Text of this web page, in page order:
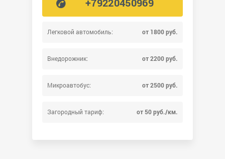
Легковой автомобиль: от 1800 руб.
Внедорожник: от 2200 руб.
Микроавтобус: от 2500 руб.
Загородный тариф: от 50 руб./км.